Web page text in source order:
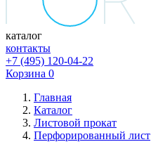
каталог
контакты
+7 (495) 120-04-22
Корзина 0
Главная
Каталог
Листовой прокат
Перфорированный лист